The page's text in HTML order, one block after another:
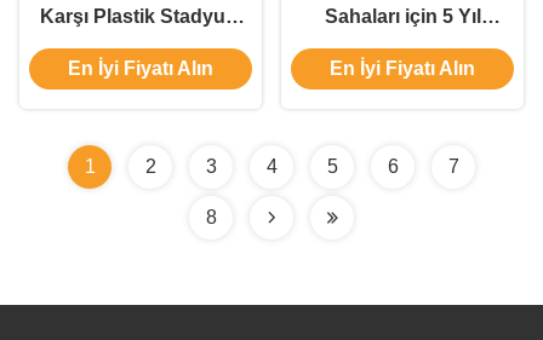
Karşı Plastik Stadyum
Oturma Sandalyesi VIP
Tribün Oturma
En İyi Fiyatı Alın
Sahaları için 5 Yıl
Garantili Anti UV HDPE
Plastik Stadyum
En İyi Fiyatı Alın
1 2 3 4 5 6 7
8